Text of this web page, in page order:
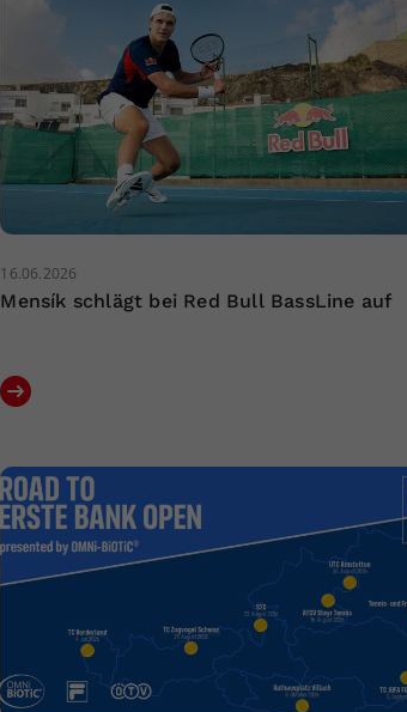
16.06.2026
Mensík schlägt bei Red Bull BassLine auf